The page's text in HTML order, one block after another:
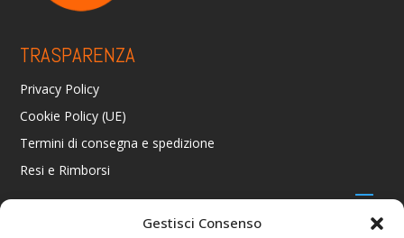
Gestisci Consenso
TRASPARENZA
Privacy Policy
Cookie Policy (UE)
Termini di consegna e spedizione
Resi e Rimborsi